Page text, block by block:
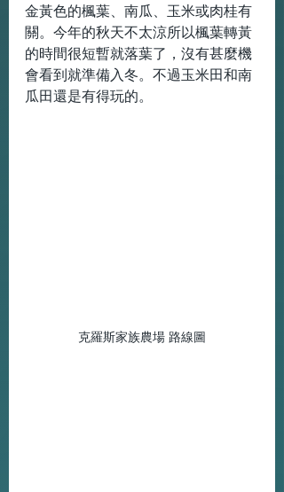
金黃色的楓葉、南瓜、玉米或肉桂有
關。今年的秋天不太涼所以楓葉轉黃
的時間很短暫就落葉了，沒有甚麼機
會看到就準備入冬。不過玉米田和南
瓜田還是有得玩的。
克羅斯家族農場 路線圖